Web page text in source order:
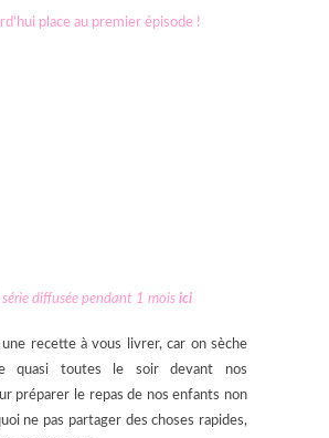
place au premier épisode !
série diffusée pendant 1 mois ici
une recette à vous livrer, car on sèche
quasi toutes le soir devant nos
préparer le repas de nos enfants non
ne pas partager des choses rapides,